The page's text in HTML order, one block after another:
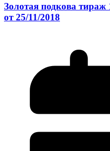
Золотая подкова
от 25/11/2018